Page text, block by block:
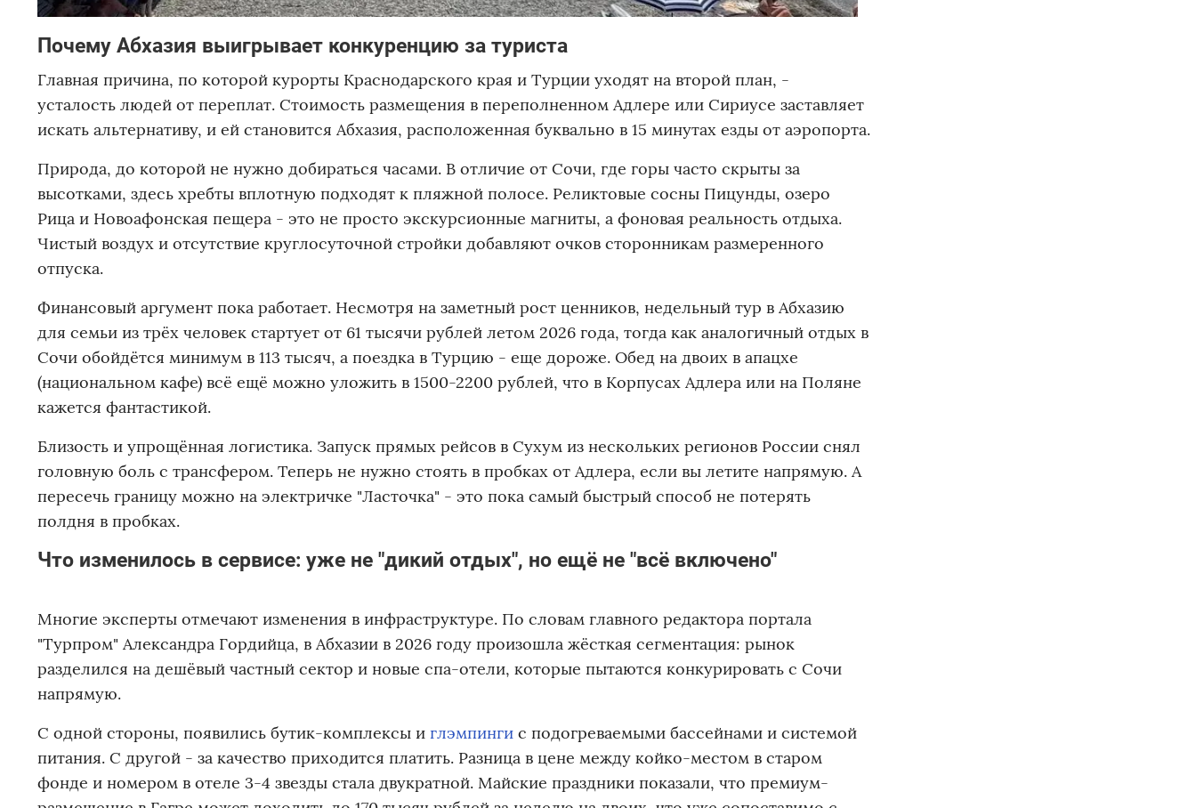
Почему Абхазия выигрывает конкуренцию за туриста
Главная причина, по которой курорты Краснодарского края и Турции уходят на второй план, -
усталость людей от переплат. Стоимость размещения в переполненном Адлере или Сириусе заставляет
искать альтернативу, и ей становится Абхазия, расположенная буквально в 15 минутах езды от аэропорта.
Природа, до которой не нужно добираться часами. В отличие от Сочи, где горы часто скрыты за
высотками, здесь хребты вплотную подходят к пляжной полосе. Реликтовые сосны Пицунды, озеро
Рица и Новоафонская пещера - это не просто экскурсионные магниты, а фоновая реальность отдыха.
Чистый воздух и отсутствие круглосуточной стройки добавляют очков сторонникам размеренного
отпуска.
Финансовый аргумент пока работает. Несмотря на заметный рост ценников, недельный тур в Абхазию
для семьи из трёх человек стартует от 61 тысячи рублей летом 2026 года, тогда как аналогичный отдых в
Сочи обойдётся минимум в 113 тысяч, а поездка в Турцию - еще дороже. Обед на двоих в апацхе
(национальном кафе) всё ещё можно уложить в 1500-2200 рублей, что в Корпусах Адлера или на Поляне
кажется фантастикой.
Близость и упрощённая логистика. Запуск прямых рейсов в Сухум из нескольких регионов России снял
головную боль с трансфером. Теперь не нужно стоять в пробках от Адлера, если вы летите напрямую. А
пересечь границу можно на электричке "Ласточка" - это пока самый быстрый способ не потерять
полдня в пробках.
Что изменилось в сервисе: уже не "дикий отдых", но ещё не "всё включено"
Многие эксперты отмечают изменения в инфраструктуре. По словам главного редактора портала
"Турпром" Александра Гордийца, в Абхазии в 2026 году произошла жёсткая сегментация: рынок
разделился на дешёвый частный сектор и новые спа-отели, которые пытаются конкурировать с Сочи
напрямую.
С одной стороны, появились бутик-комплексы и глэмпинги с подогреваемыми бассейнами и системой
питания. С другой - за качество приходится платить. Разница в цене между койко-местом в старом
фонде и номером в отеле 3-4 звезды стала двукратной. Майские праздники показали, что премиум-